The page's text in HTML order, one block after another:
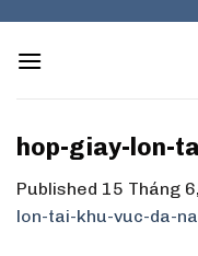
content
hop-giay-lon-
Published 15 Tháng
lon-tai-khu-vuc-da-